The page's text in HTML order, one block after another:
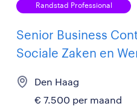
Randstad Professional
Senior Business
Sociale Zaken en
Den Haag
€ 7.500 per maand